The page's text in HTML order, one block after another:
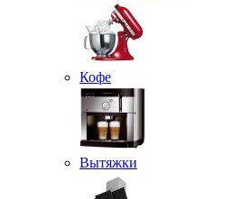
Кофе
Вытяжки